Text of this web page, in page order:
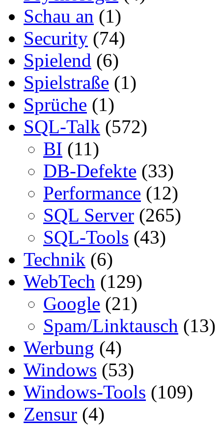
Schau an (1)
Security (74)
Spielend (6)
Spielstraße (1)
Sprüche (1)
SQL-Talk (572)
BI (11)
DB-Defekte (33)
Performance (12)
SQL Server (265)
SQL-Tools (43)
Technik (6)
WebTech (129)
Google (21)
Spam/Linktausch (13)
Werbung (4)
Windows (53)
Windows-Tools (109)
Zensur (4)